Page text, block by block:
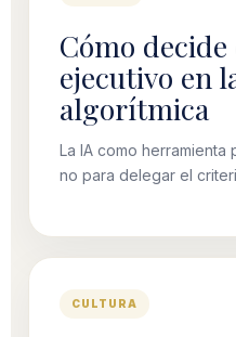
Cómo
ejecutivo en
algorítmica
La IA como herramienta
no para delegar el
CULTURA